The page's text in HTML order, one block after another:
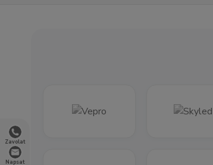
Zavolat
Napsat